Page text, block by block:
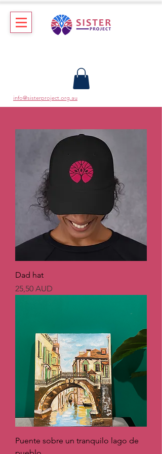
info@sisterproject.org.au
Dad hat
Precio
25,50 AUD
Puente sobre un tranquilo lago de